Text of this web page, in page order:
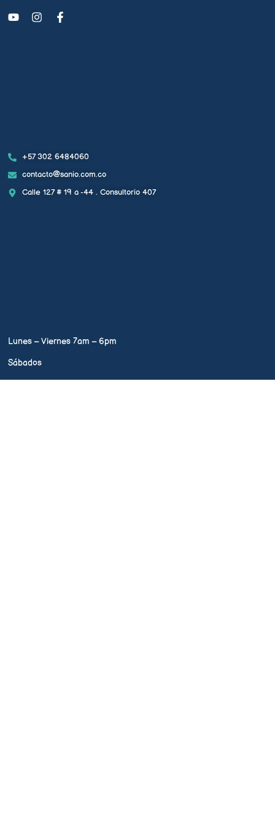
Lunes – Viernes 7am – 6pm
Sábados
+57 302 6484060
contacto@sanio.com.co
Calle 127 # 19 a -44 . Consultorio 407